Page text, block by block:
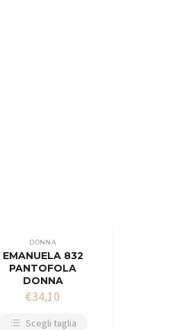
DONNA
EMANUELA 832
PANTOFOLA
DONNA
€34,10
Scegli taglia